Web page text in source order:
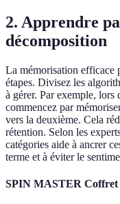
2. Apprendre
décomposition
La mémorisation efficace
étapes. Divisez les
à gérer. Par exemple, lors
commencez par
vers la deuxième. Cela
rétention. Selon les
catégories aide à ancrer
terme et à éviter le
SPIN MASTER